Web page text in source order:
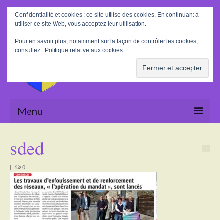
Rechercher
:
Menu
La Mairie
Le village
Tourisme
sded
| 0
Confidentialité et cookies : ce site utilise des cookies. En continuant à
utiliser ce site Web, vous acceptez leur utilisation.
Pour en savoir plus, notamment sur la façon de contrôler les cookies,
consultez : Politique relative aux cookies